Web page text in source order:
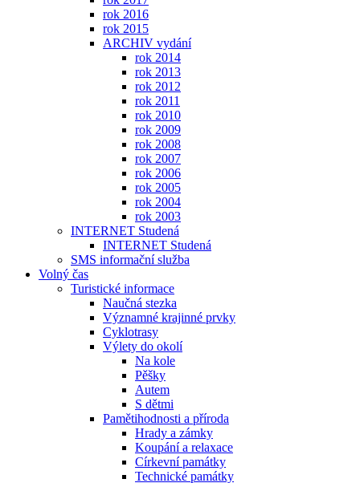
rok 2016
rok 2015
ARCHIV vydání
rok 2014
rok 2013
rok 2012
rok 2011
rok 2010
rok 2009
rok 2008
rok 2007
rok 2006
rok 2005
rok 2004
rok 2003
INTERNET Studená
INTERNET Studená
SMS informační služba
Volný čas
Turistické informace
Naučná stezka
Významné krajinné prvky
Cyklotrasy
Výlety do okolí
Na kole
Pěšky
Autem
S dětmi
Pamětihodnosti a příroda
Hrady a zámky
Koupání a relaxace
Církevní památky
Technické památky